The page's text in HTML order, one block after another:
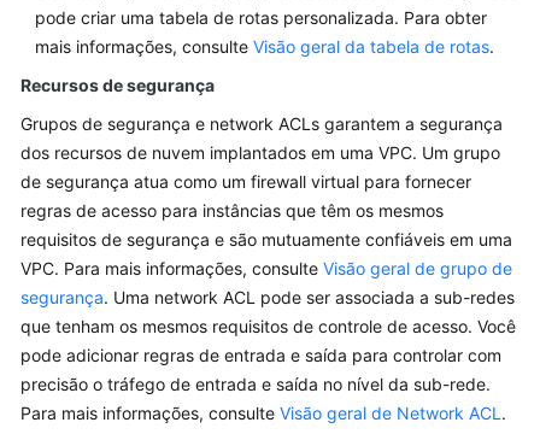
disponível
seu
idioma
selecionado.
versão
em
inglês.
What's
New
API
pode criar uma tabela de rotas personalizada. Para obter
mais informações, consulte Visão geral da tabela de rotas.
Recursos de segurança
Grupos de segurança e network ACLs garantem a segurança
dos recursos de nuvem implantados em uma VPC. Um grupo
de segurança atua como um firewall virtual para fornecer
regras de acesso para instâncias que têm os mesmos
requisitos de segurança e são mutuamente confiáveis em uma
VPC. Para mais informações, consulte Visão geral de grupo de
segurança. Uma network ACL pode ser associada a sub-redes
que tenham os mesmos requisitos de controle de acesso. Você
pode adicionar regras de entrada e saída para controlar com
precisão o tráfego de entrada e saída no nível da sub-rede.
Para mais informações, consulte Visão geral de Network ACL .